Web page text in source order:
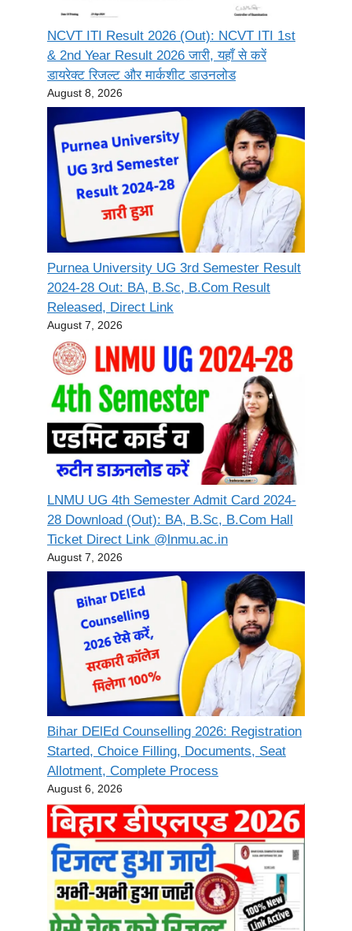
NCVT ITI Result 2026 (Out): NCVT ITI 1st
& 2nd Year Result 2026 जारी, यहाँ से करें
डायरेक्ट रिजल्ट और मार्कशीट डाउनलोड
August 8, 2026
Purnea University UG 3rd Semester Result
2024-28 Out: BA, B.Sc, B.Com Result
Released, Direct Link
August 7, 2026
LNMU UG 4th Semester Admit Card 2024-
28 Download (Out): BA, B.Sc, B.Com Hall
Ticket Direct Link @lnmu.ac.in
August 7, 2026
Bihar DElEd Counselling 2026: Registration
Started, Choice Filling, Documents, Seat
Allotment, Complete Process
August 6, 2026